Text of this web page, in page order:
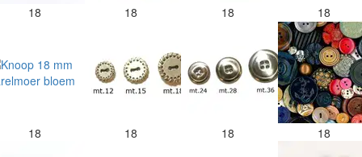
18 18 18 18
18 18 18 18